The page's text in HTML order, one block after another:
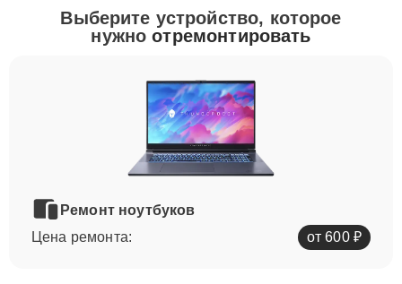
Выберите устройство, которое
нужноотремонтировать
Ремонт ноутбуков
Цена ремонта:
от 600 ₽